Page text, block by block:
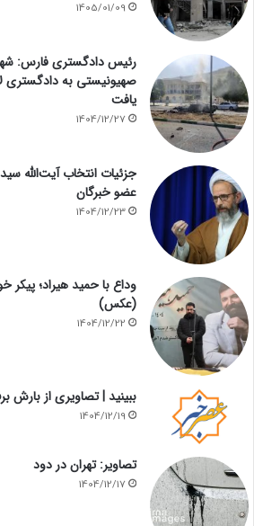
1405/01/09
رئیس دادگستری فارس:
یافت
1404/12/27
جزئیات انتخاب آیت‌الله
عضو خبرگان
1404/12/23
وداع با حمید هیراد؛
(عکس)
1404/12/22
ببینید | تصاویری از بارش
1404/12/19
تصاویر: تهران در دود
1404/12/17